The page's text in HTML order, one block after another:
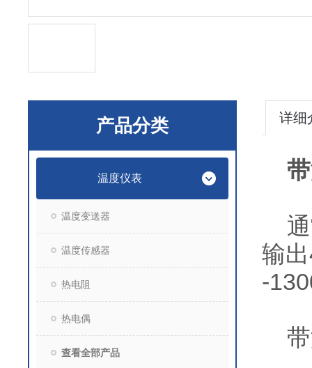
产品分类
温度仪表
温度变送器
温度传感器
热电阻
热电偶
查看全部产品
详细
通
输
-
带